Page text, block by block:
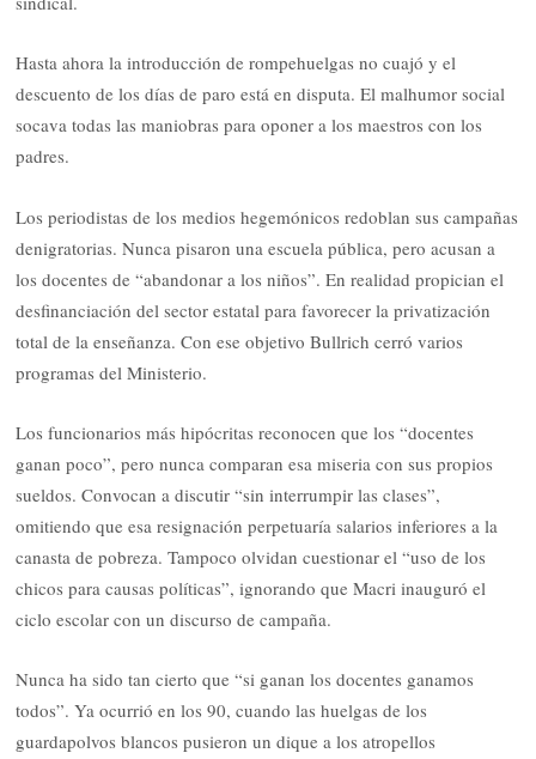
Hasta ahora la introducción de rompehuelgas no cuajó y el
descuento de los días de paro está en disputa. El malhumor social
socava todas las maniobras para oponer a los maestros con los
padres.
Los periodistas de los medios hegemónicos redoblan sus campañas
denigratorias. Nunca pisaron una escuela pública, pero acusan a
los docentes de “abandonar a los niños”. En realidad propician el
desfinanciación del sector estatal para favorecer la privatización
total de la enseñanza. Con ese objetivo Bullrich cerró varios
programas del Ministerio.
Los funcionarios más hipócritas reconocen que los “docentes
ganan poco”, pero nunca comparan esa miseria con sus propios
sueldos. Convocan a discutir “sin interrumpir las clases”,
omitiendo que esa resignación perpetuaría salarios inferiores a la
canasta de pobreza. Tampoco olvidan cuestionar el “uso de los
chicos para causas políticas”, ignorando que Macri inauguró el
ciclo escolar con un discurso de campaña.
Nunca ha sido tan cierto que “si ganan los docentes ganamos
todos”. Ya ocurrió en los 90, cuando las huelgas de los
guardapolvos blancos pusieron un dique a los atropellos